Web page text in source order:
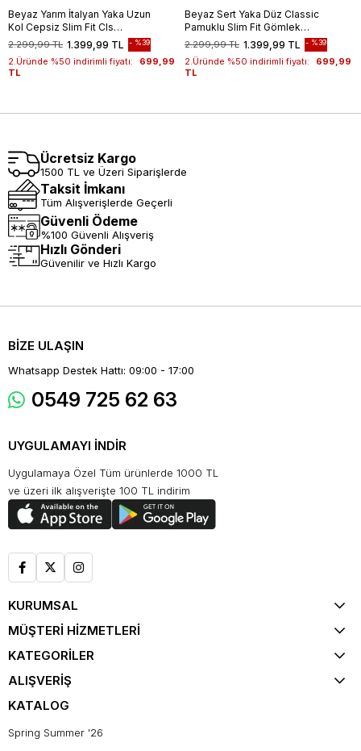
Beyaz Yarım İtalyan Yaka Uzun
Kol Cepsiz Slim Fit Cls
Gömlek 1004255174
1.399,99 TL
2.299,99 TL %39
2.Üründe %50 indirimli fiyatı:
699,99
TL
Beyaz Sert Yaka Düz Classic
Pamuklu Slim Fit Gömlek
1004250214 1.399,99 TL
2.299,99 TL %39
2.Üründe %50 indirimli fiyatı:
699,99
TL
Ücretsiz Kargo
1500 TL ve Üzeri Siparişlerde
Taksit İmkanı
Tüm Alışverişlerde Geçerli
Güvenli Ödeme
%100 Güvenli Alışveriş
Hızlı Gönderi
Güvenilir ve Hızlı Kargo
BİZE ULAŞIN
Whatsapp Destek Hattı: 09:00 - 17:00
0549 725 62 63
UYGULAMAYI İNDİR
Uygulamaya Özel Tüm ürünlerde 1000 TL
ve üzeri ilk alışverişte 100 TL indirim
KURUMSAL
MÜŞTERİ HİZMETLERİ
KATEGORİLER
ALIŞVERİŞ
KATALOG
Spring Summer '26